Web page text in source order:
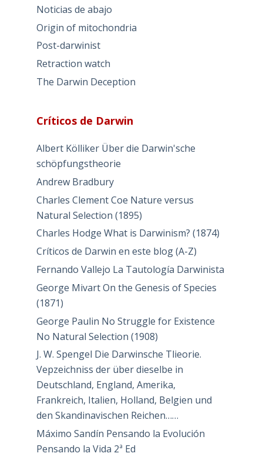
Noticias de abajo
Origin of mitochondria
Post-darwinist
Retraction watch
The Darwin Deception
Críticos de Darwin
Albert Kölliker Über die Darwin'sche
schöpfungstheorie
Andrew Bradbury
Charles Clement Coe Nature versus
Natural Selection (1895)
Charles Hodge What is Darwinism? (1874)
Críticos de Darwin en este blog (A-Z)
Fernando Vallejo La Tautología Darwinista
George Mivart On the Genesis of Species
(1871)
George Paulin No Struggle for Existence
No Natural Selection (1908)
J. W. Spengel Die Darwinsche Tlieorie.
Vepzeichniss der über dieselbe in
Deutschland, England, Amerika,
Frankreich, Italien, Holland, Belgien und
den Skandinavischen Reichen……
Máximo Sandín Pensando la Evolución
Pensando la Vida 2ª Ed